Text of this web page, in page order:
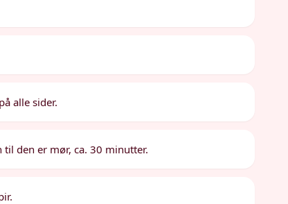
alle sider.
den er mør, ca. 30 minutter.